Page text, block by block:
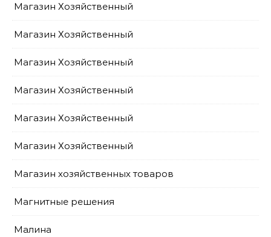
Магазин Хозяйственный
Магазин Хозяйственный
Магазин Хозяйственный
Магазин Хозяйственный
Магазин Хозяйственный
Магазин Хозяйственный
Магазин хозяйственных товаров
Магнитные решения
Малина